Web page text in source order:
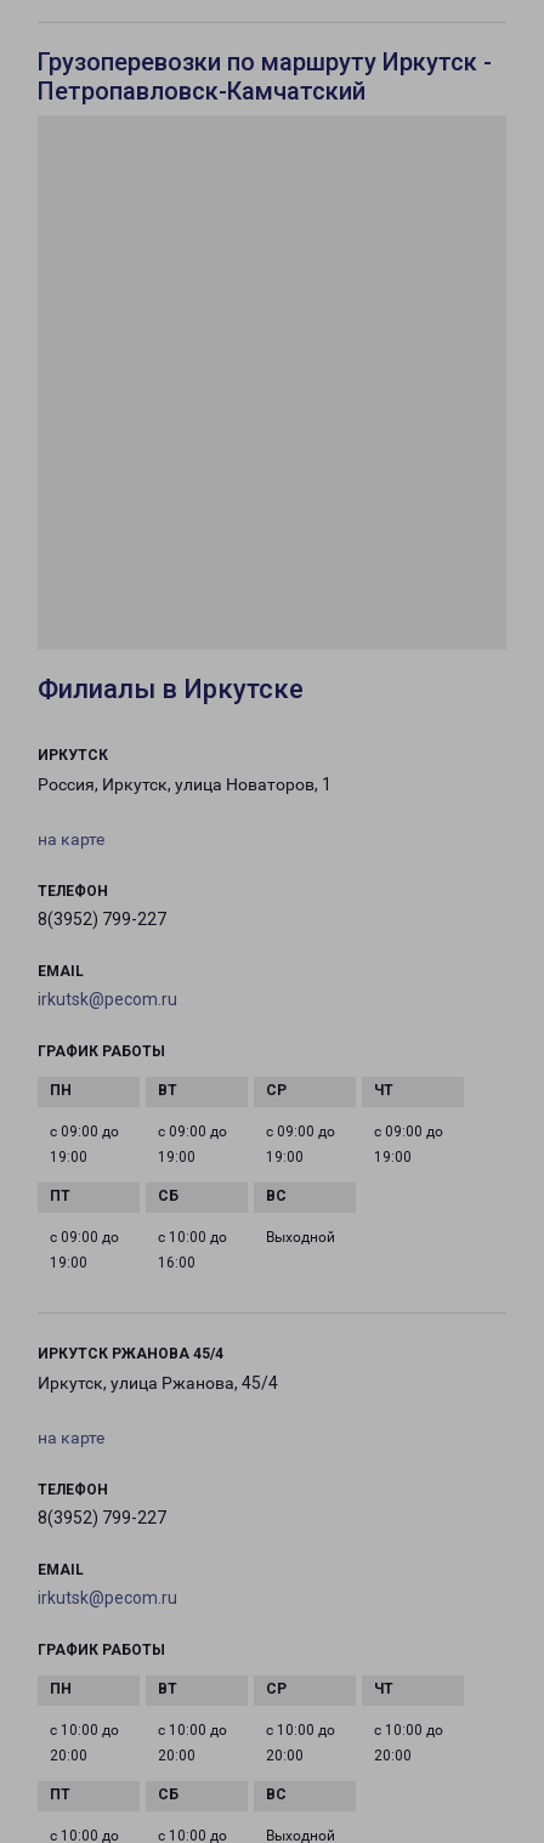
Грузоперевозки по маршруту Иркутск -
Петропавловск-Камчатский
Филиалы в Иркутске
ИРКУТСК
Россия, Иркутск, улица Новаторов, 1
на карте
ТЕЛЕФОН
8(3952) 799-227
EMAIL
irkutsk@pecom.ru
ГРАФИК РАБОТЫ
с 09:00 до
19:00
с 09:00 до
19:00
с 09:00 до
19:00
с 09:00 до
19:00
с 09:00 до
19:00
с 10:00 до
16:00
Выходной
ИРКУТСК РЖАНОВА 45/4
Иркутск, улица Ржанова, 45/4
на карте
ТЕЛЕФОН
8(3952) 799-227
EMAIL
irkutsk@pecom.ru
ГРАФИК РАБОТЫ
с 10:00 до
20:00
с 10:00 до
20:00
с 10:00 до
20:00
с 10:00 до
20:00
с 10:00 до с 10:00 до Выходной